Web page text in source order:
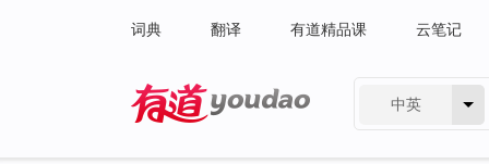
词典 翻译 有道精品课 云笔记
中英